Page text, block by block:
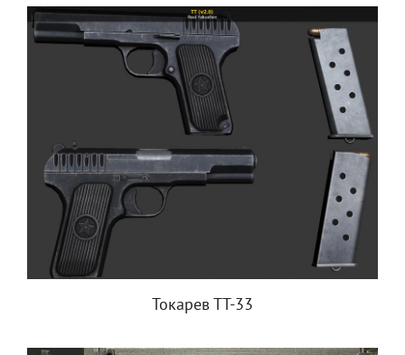
Токарев ТТ-33